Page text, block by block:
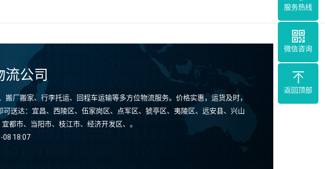
流公司
厂搬家、行李托运、回程车运输等多方位物流服务。价格实惠，运货及时，
送达：宜昌、西陵区、伍家岗区、点军区、猇亭区、夷陵区、远安县、兴山
都市、当阳市、枝江市、经济开发区、。
08 18:07
服务热线
微信咨询
返回顶部